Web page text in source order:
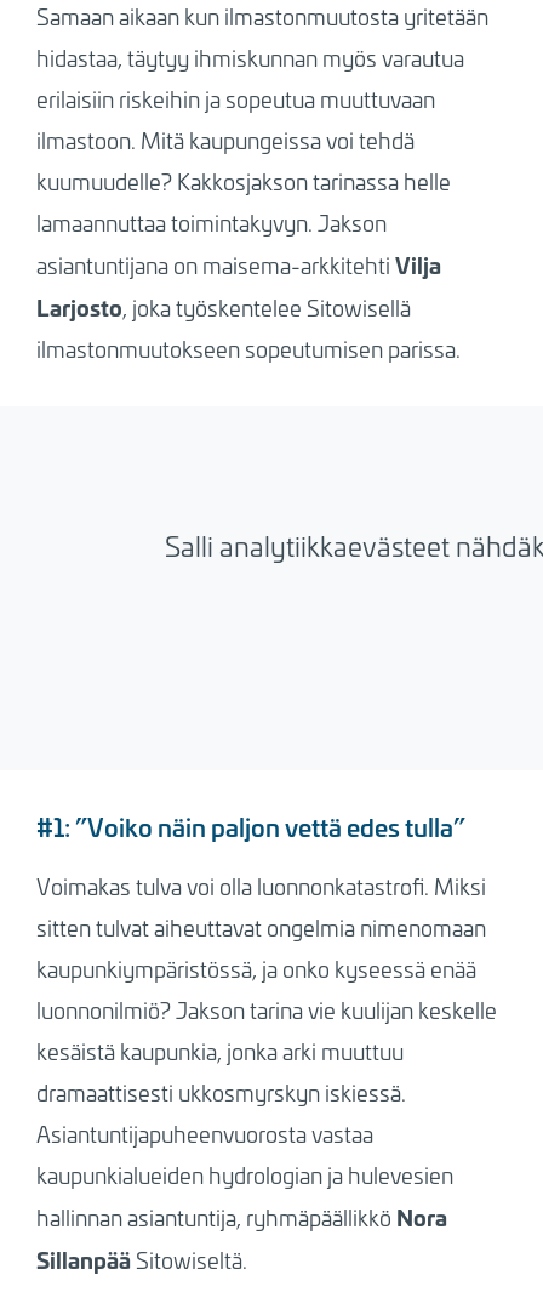
Samaan aikaan kun ilmastonmuutosta yritetään
hidastaa, täytyy ihmiskunnan myös varautua
erilaisiin riskeihin ja sopeutua muuttuvaan
ilmastoon. Mitä kaupungeissa voi tehdä
kuumuudelle? Kakkosjakson tarinassa helle
lamaannuttaa toimintakyvyn. Jakson
asiantuntijana on maisema-arkkitehti Vilja
Larjosto, joka työskentelee Sitowisellä
ilmastonmuutokseen sopeutumisen parissa.
Salli analytiikkaevästeet
#1:”Voiko näin paljon vettä edes tulla”
Voimakas tulva voi olla luonnonkatastrofi. Miksi
sitten tulvat aiheuttavat ongelmia nimenomaan
kaupunkiympäristössä, ja onko kyseessä enää
luonnonilmiö? Jakson tarina vie kuulijan keskelle
kesäistä kaupunkia, jonka arki muuttuu
dramaattisesti ukkosmyrskyn iskiessä.
Asiantuntijapuheenvuorosta vastaa
kaupunkialueiden hydrologian ja hulevesien
hallinnan asiantuntija, ryhmäpäällikkö Nora
SillanpääSitowiseltä.